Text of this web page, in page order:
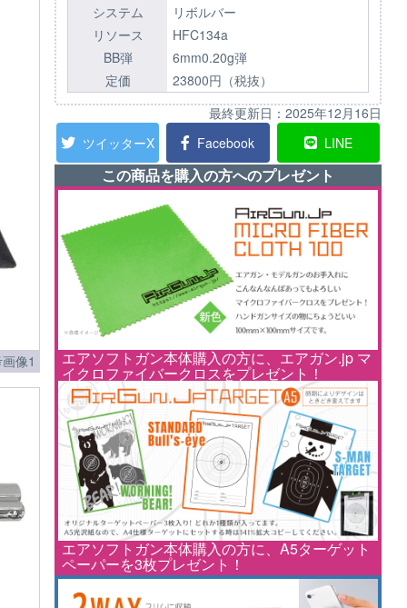
システム
リボルバー
リソース
HFC134a
BB弾
6mm0.20g弾
定価
23800円（税抜）
最終更新日： 2025年12月16日
ツイッターX
Facebook LINE
この商品を購入の方へのプレゼント
エアソフトガン本体購入の方に、エアガン.jp マ
イクロファイバークロスをプレゼント！
エアソフトガン本体購入の方に、A5ターゲット
ペーパーを3枚プレゼント！
像1